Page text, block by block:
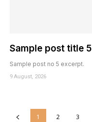
Sample post title 5
Sample post no 5 excerpt.
9 August, 2026
1 2 3